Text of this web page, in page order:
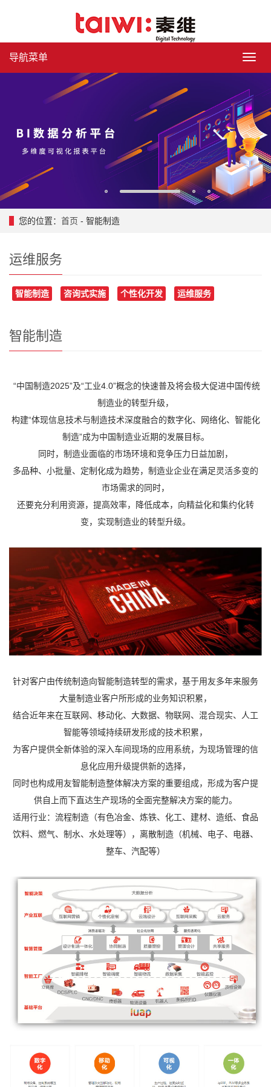
导
单
导航菜单
3 4
您的位置： 首页 - 智能制造
运维服务
智能制造 咨询式实施 个性化开发 运维服务
智能制造
“中国制造2025”及“工业4.0”概念的快速普及将会极大促进中国传统
制造业的转型升级，
构建“体现信息技术与制造技术深度融合的数字化、网络化、智能化
制造”成为中国制造业近期的发展目标。
同时，制造业面临的市场环境和竞争压力日益加剧，
多品种、小批量、定制化成为趋势，制造业企业在满足灵活多变的
市场需求的同时，
还要充分利用资源，提高效率，降低成本，向精益化和集约化转
变，实现制造业的转型升级。
针对客户由传统制造向智能制造转型的需求，基于用友多年来服务
大量制造业客户所形成的业务知识积累，
结合近年来在互联网、移动化、大数据、物联网、混合现实、人工
智能等领域持续研发形成的技术积累，
为客户提供全新体验的深入车间现场的应用系统，为现场管理的信
息化应用升级提供新的选择，
同时也构成用友智能制造整体解决方案的重要组成，形成为客户提
供自上而下直达生产现场的全面完整解决方案的能力。
适用行业：流程制造（有色冶金、炼铁、化工、建材、造纸、食品
饮料、燃气、制水、水处理等），离散制造（机械、电子、电器、
整车、汽配等）